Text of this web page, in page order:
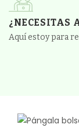
¿NECESITAS
Aquí estoy para